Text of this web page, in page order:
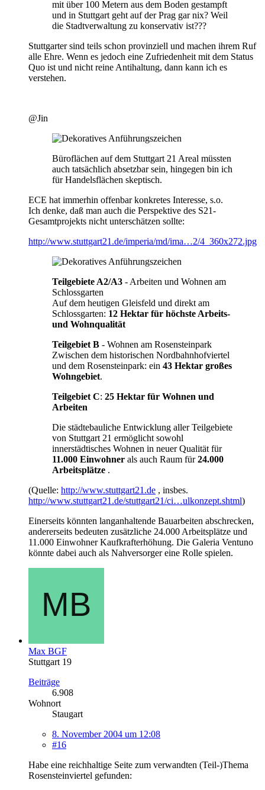
mit über 100 Metern aus dem Boden gestampft
und in Stuttgart geht auf der Prag gar nix? Weil
die Stadtverwaltung zu konservativ ist???
Stuttgarter sind teils schon provinziell und machen ihrem Ruf
alle Ehre. Wenn es jedoch eine Zufriedenheit mit dem Status
Quo ist und nicht reine Antihaltung, dann kann ich es
verstehen.
@Jin
Büroflächen auf dem Stuttgart 21 Areal müssten
auch tatsächlich absetzbar sein, hingegen bin ich
für Handelsflächen skeptisch.
ECE hat immerhin offenbar konkretes Interesse, s.o.
Ich denke, daß man auch die Perspektive des S21-
Gesamtprojekts nicht unterschätzen sollte:
http://www.stuttgart21.de/imperia/md/ima…2/4_360x272.jpg
Teilgebiete A2/A3 - Arbeiten und Wohnen am
Schlossgarten
Auf dem heutigen Gleisfeld und direkt am
Schlossgarten: 12 Hektar für höchste Arbeits-
und Wohnqualität
Teilgebiet B - Wohnen am Rosensteinpark
Zwischen dem historischen Nordbahnhofviertel
und dem Rosensteinpark: ein 43 Hektar großes
Wohngebiet.
Teilgebiet C: 25 Hektar für Wohnen und
Arbeiten
Die städtebauliche Entwicklung aller Teilgebiete
von Stuttgart 21 ermöglicht sowohl
innerstädtisches Wohnen in neuer Qualität für
11.000 Einwohner als auch Raum für24.000
Arbeitsplätze .
(Quelle: http://www.stuttgart21.de , insbes.
http://www.stuttgart21.de/stuttgart21/ci…ulkonzept.shtml)
Einerseits könnten langanhaltende Bauarbeiten abschrecken,
andererseits bedeuten zusätzliche 24.000 Arbeitsplätze und
11.000 Einwohner Kaufkrafterhöhung. Die Galeria Ventuno
könnte dabei auch als Nahversorger eine Rolle spielen.
Max BGF
Stuttgart 19
Beiträge
6.908
Wohnort
Staugart
8. November 2004 um 12:08
#16
Habe eine reichhaltige Seite zum verwandten (Teil-)Thema
Rosensteinviertel gefunden: